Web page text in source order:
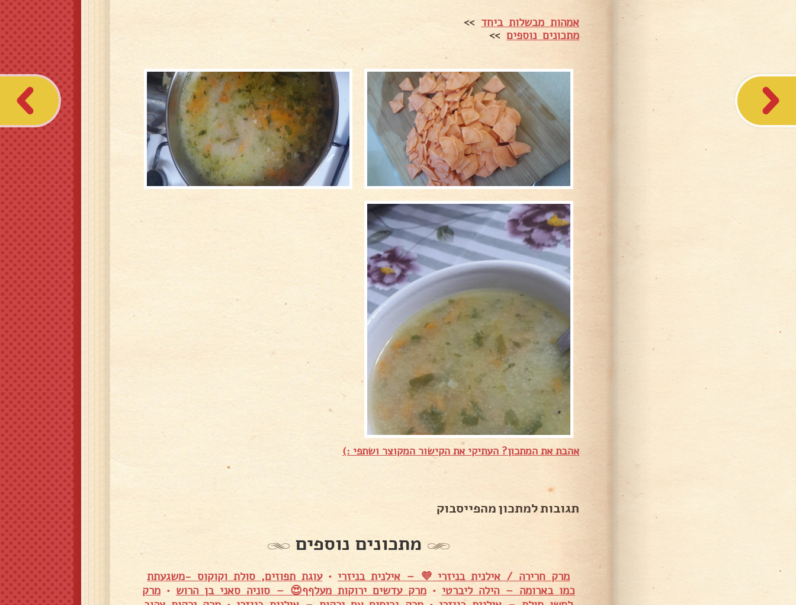
אמהות מבשלות ביחד>>
מתכונים נוספים>>
אהבת את המתכון? העתיקי את הקישור המקוצר ושתפי :)
תגובות למתכון מהפייסבוק
מתכונים נוספים
מרק חרירה / אילנית בניזרי 💜 – אילנית בניזרי•עוגת תפוזים, סולת וקוקוס -משגעתת
כמו בארומה – הילה ליברטי•מרק עדשים ירוקות מעלףף😍 – סוניה סאני בן הרוש•מרק